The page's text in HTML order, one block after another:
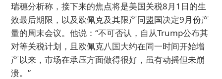
瑞穗分析称，接下来的焦点将是美国关税8月1日的生
效最后期限，以及欧佩克及其限产同盟国决定9月份产
量的周末会议。他说：“不可否认，自从Trump公布其
对等关税计划，且欧佩克八国大约在同一时间开始增
产以来，市场在承压方面做得很好，虽有动摇但未崩
溃。”